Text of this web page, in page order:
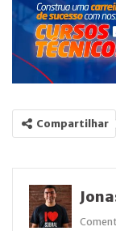
Compartilhar